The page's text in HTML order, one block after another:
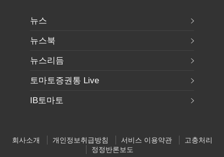
뉴스
뉴스북
뉴스리듬
토마토증권통 Live
IB토마토
회사소개 개인정보취급방침 서비스 이용약관
고충처리
정정반론보도